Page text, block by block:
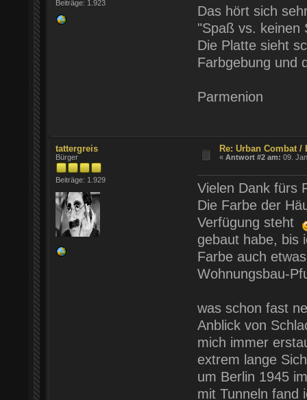
Beiträge: 1.923
Das hört sich
"Spaß vs. keinen
Die Platte sieht
Farbgebung und
Parmenion
tattergreis
Bürger
Beiträge: 1.929
Re: Urban Combat
«Antwort #2 am: 09.
Vielen Dank fürs
Die Farbe der
Verfügung steht
gebaut habe, bis
Farbe auch
Wohnungsbau-
was schon fast
Anblick von
mich immer
extrem lange
um Berlin 1945
mit Tunneln fand